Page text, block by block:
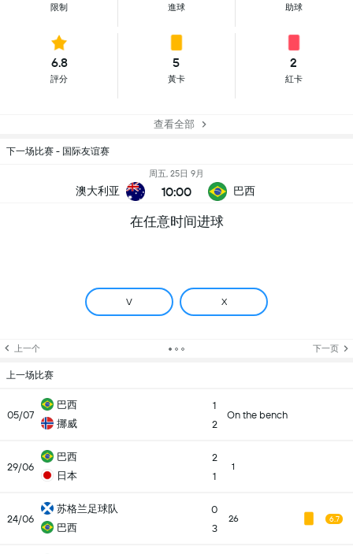
限制 進球 助球
6.8
評分
5
黃卡
2
紅卡
查看全部
下一场比赛 - 国际友谊赛
澳大利亚
周五, 25日 9月
10:00 巴西
在任意时间进球
V X
上一个 下一页
上一场比赛
05/07
巴西
挪威
1
2
On the bench
29/06
巴西
日本
2
1
1
24/06
苏格兰足球队
巴西
0
3
26 6.7